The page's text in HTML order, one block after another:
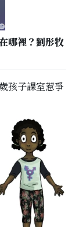
哪裡？劉彤牧
孩子課室惹爭